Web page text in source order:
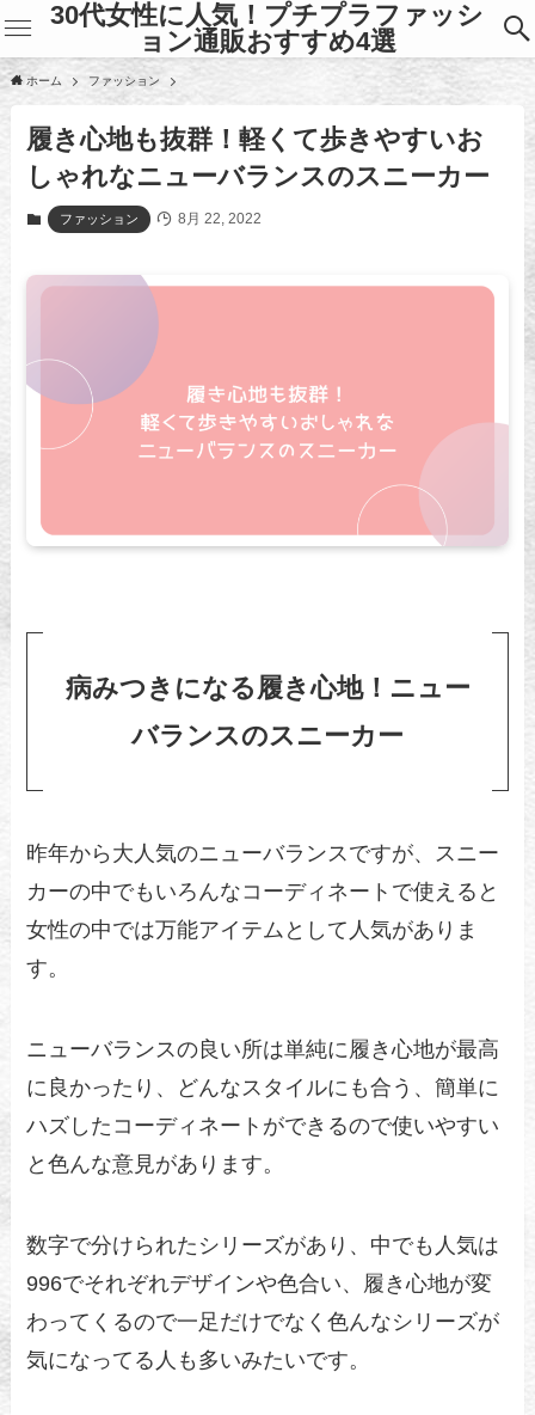
30代女性に人気！プチプラファッシ
ョン通販おすすめ4選
ホーム ファッション
履き心地も抜群！軽くて歩きやすいお
しゃれなニューバランスのスニーカー
ファッション 8月 22, 2022
病みつきになる履き心地！ニュー
バランスのスニーカー
昨年から大人気のニューバランスですが、スニー
カーの中でもいろんなコーディネートで使えると
女性の中では万能アイテムとして人気がありま
す。
ニューバランスの良い所は単純に履き心地が最高
に良かったり、どんなスタイルにも合う、簡単に
ハズしたコーディネートができるので使いやすい
と色んな意見があります。
数字で分けられたシリーズがあり、中でも人気は
996でそれぞれデザインや色合い、履き心地が変
わってくるので一足だけでなく色んなシリーズが
気になってる人も多いみたいです。